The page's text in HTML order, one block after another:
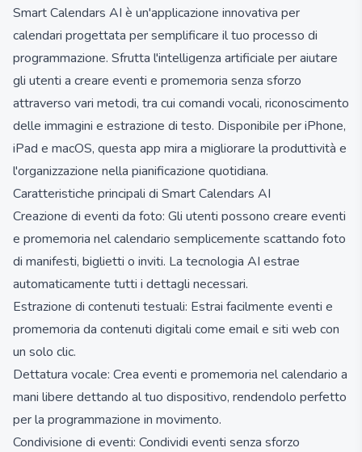
Smart Calendars AI è un'applicazione innovativa per
calendari progettata per semplificare il tuo processo di
programmazione. Sfrutta l'intelligenza artificiale per aiutare
gli utenti a creare eventi e promemoria senza sforzo
attraverso vari metodi, tra cui comandi vocali, riconoscimento
delle immagini e estrazione di testo. Disponibile per iPhone,
iPad e macOS, questa app mira a migliorare la produttività e
l'organizzazione nella pianificazione quotidiana.
Caratteristiche principali di Smart Calendars AI
Creazione di eventi da foto: Gli utenti possono creare eventi
e promemoria nel calendario semplicemente scattando foto
di manifesti, biglietti o inviti. La tecnologia AI estrae
automaticamente tutti i dettagli necessari.
Estrazione di contenuti testuali: Estrai facilmente eventi e
promemoria da contenuti digitali come email e siti web con
un solo clic.
Dettatura vocale: Crea eventi e promemoria nel calendario a
mani libere dettando al tuo dispositivo, rendendolo perfetto
per la programmazione in movimento.
Condivisione di eventi: Condividi eventi senza sforzo